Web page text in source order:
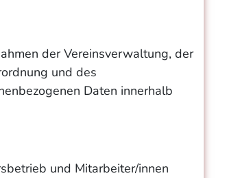
der Vereinsverwaltung, der
und des
Daten innerhalb
und Mitarbeiter/innen